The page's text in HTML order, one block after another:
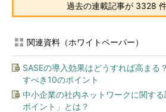
過去の連載記事が 3328
関連資料（ホワイトペーパー）
SASEの導入効果はどうすれば高ま
すべき10のポイント
中小企業の社内ネットワークに関す
ポイント」とは？